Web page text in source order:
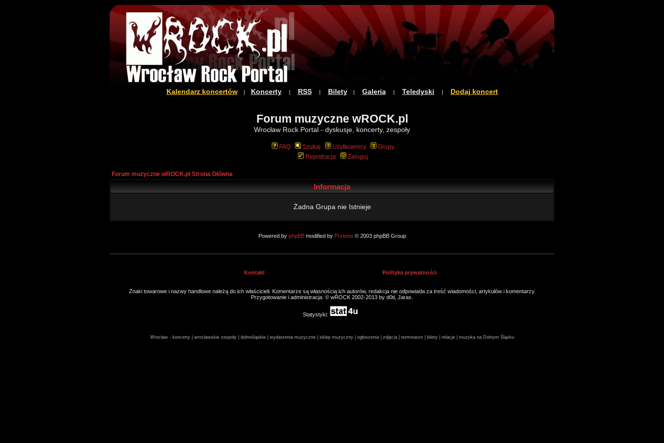
Kalendarz koncertów| Koncerty| RSS| Bilety| Galeria| Teledyski | Dodaj koncert
Forum muzyczne wROCK.pl
Wrocław Rock Portal - dyskusje, koncerty, zespoły
FAQ Szukaj Użytkownicy
Grupy
Rejestracja
Zaloguj
Forum muzyczne wROCK.pl Strona Główna
Informacja
Żadna Grupa nie Istnieje
Powered by phpBBmodified by Przemo© 2003 phpBB Group
Kontakt Polityka prywatności
Znaki towarowe i nazwy handlowe należą do ich właścicieli. Komentarze są własnością ich autorów, redakcja nie odpowiada za treść wiadomości, artykułów i komentarzy.
Przygotowanie i administracja: © wROCK 2002-2013 by d0ti, Jaras.
Statystyki:
Wrocław - koncerty | wrocławskie zespoły | dolnośląskie | wydarzenia muzyczne | sklep muzyczny | ogłoszenia | zdjęcia | terminarze | bilety | relacje | muzyka na Dolnym Śląsku